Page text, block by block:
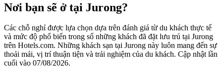
Nơi bạn sẽ ở tại Jurong?
Các chỗ nghỉ được lựa chọn dựa trên đánh giá từ du khách thực tế
và mức độ phổ biến trong số những khách đã đặt lưu trú tại Jurong
trên Hotels.com. Những khách sạn tại Jurong này luôn mang đến sự
thoải mái, vị trí thuận tiện và trải nghiệm của du khách. Cập nhật lần
cuối vào 07/08/2026.